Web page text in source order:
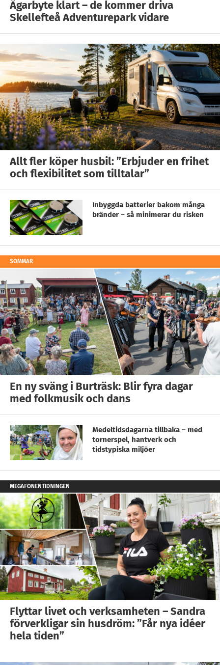
Ägarbyte klart – de kommer driva
Skellefteå Adventurepark vidare
Allt fler köper husbil: ”Erbjuder en frihet
och flexibilitet som tilltalar”
Inbyggda batterier bakom många
bränder – så minimerar du risken
SOMMAR
En ny sväng i Burträsk: Blir fyra dagar
med folkmusik och dans
Medeltidsdagarna tillbaka – med
tornerspel, hantverk och
tidstypiska miljöer
MEGAFONENTIDNINGEN
Flyttar livet och verksamheten – Sandra
förverkligar sin husdröm: ”Får nya idéer
hela tiden”